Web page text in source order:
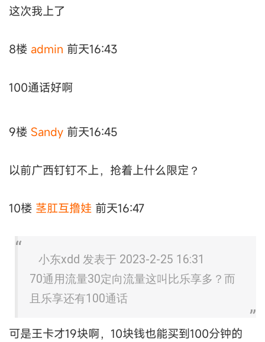
这次我上了
8楼 аdmin 前天16:43
100通话好啊
9楼 Sandy 前天16:45
以前广西钉钉不上，抢着上什么限定？
10楼 茎肛互撸娃 前天16:47
小东xdd 发表于 2023-2-25 16:31
70通用流量30定向流量这叫比乐享多？而
且乐享还有100通话
可是王卡才19块啊，10块钱也能买到100分钟的